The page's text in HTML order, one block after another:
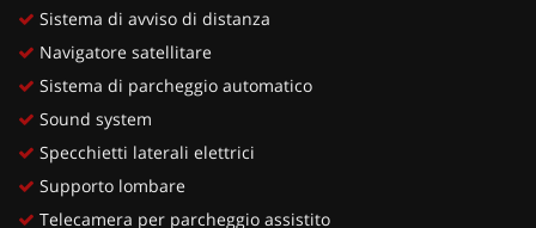
Sistema di avviso di distanza
Navigatore satellitare
Sistema di parcheggio automatico
Sound system
Specchietti laterali elettrici
Supporto lombare
Telecamera per parcheggio assistito